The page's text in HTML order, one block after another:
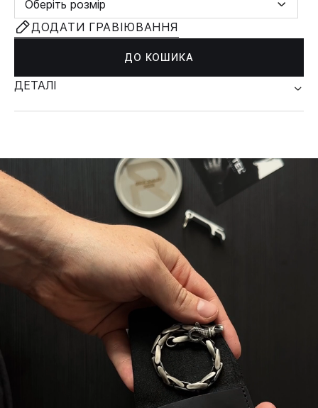
Оберіть розмір
ДОДАТИ ГРАВІЮВАННЯ
ДО КОШИКА
ДЕТАЛІ